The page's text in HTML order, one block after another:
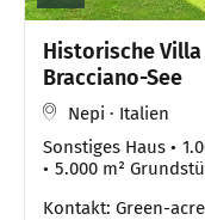
Historische Villa
Bracciano-See
Nepi · Italien
Sonstiges Haus
5.000 m²
Kontakt: Green-